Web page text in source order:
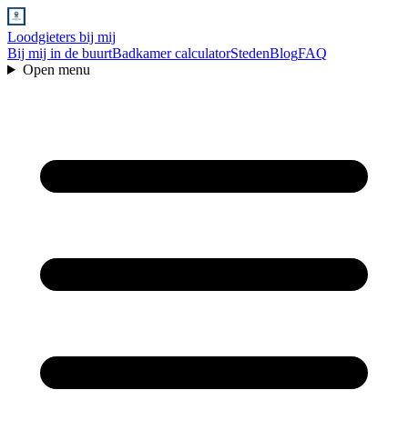
Loodgieters bij mij
Bij mij in de buurtBadkamer calculatorStedenBlogFAQ
Open menu